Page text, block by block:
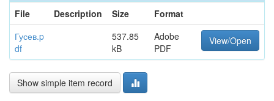
File
Description Size
Format
Гусев.p
df
537.85
kB
Adobe
PDF
View/Open
Show simple item record